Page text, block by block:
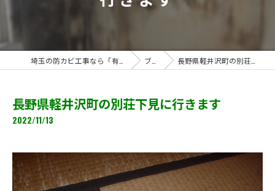
ブログ 長野県軽井沢町の別荘下見に行きます
長野県軽井沢町の別荘下見に行きます
2022/11/13